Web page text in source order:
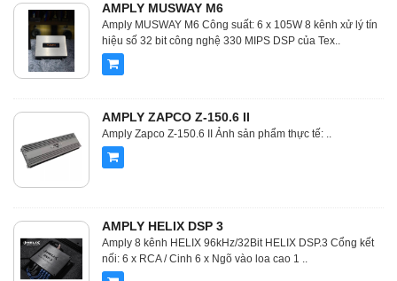
AMPLY MUSWAY M6
Amply MUSWAY M6 Công suất: 6 x 105W 8 kênh xử lý tín
hiệu số 32 bit công nghệ 330 MIPS DSP của Tex..
AMPLY ZAPCO Z-150.6 II
Amply Zapco Z-150.6 II Ảnh sản phẩm thực tế: ..
AMPLY HELIX DSP 3
Amply 8 kênh HELIX 96kHz/32Bit HELIX DSP.3 Cổng kết
nối: 6 x RCA / Cinh 6 x Ngõ vào loa cao 1 ..